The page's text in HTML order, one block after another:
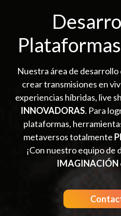
Nuestra área de desarrollo
crear transmisiones en
experiencias híbridas, live
INNOVADORAS. Para
plataformas,
metaversos totalmente
¡Con nuestro equipo de
IMAGINACIÓN